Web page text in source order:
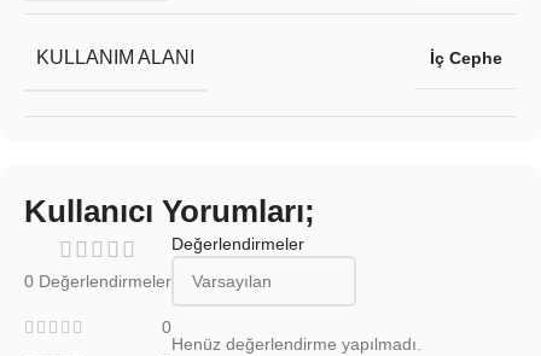
KULLANIM ALANI İç Cephe
Kullanıcı Yorumları;
0 Değerlendirmeler
0
Değerlendirmeler
Henüz değerlendirme yapılmadı.